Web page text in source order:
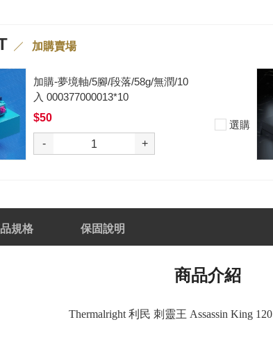
加購賣場
加購-夢境軸/5腳/段落/58g/無潤/10
入 000377000013*10
$50
- +
選購
規格 保固說明
商品介紹
Thermalright 利民 刺靈王 Assassin King